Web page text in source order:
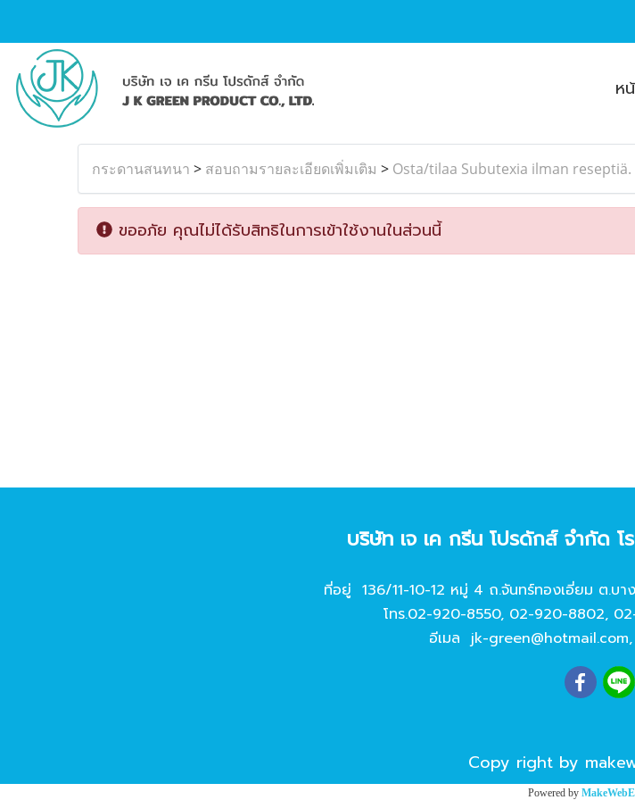
ห
กระดานสนทนา > สอบถามรายละเอียดเพิ่มเติม > Osta/tilaa Subutexia ilman reseptiä.
ขออภัย คุณไม่ได้รับสิทธิในการเข้าใช้งานในส่วนนี้
บริษัท เจ เค กรีน โปรดักส์ จํากัด
ที่อยู่ 136/11-10-12 หมู่ 4 ถ.จันทร์ทองเอี่ยม ต.บา
โทร.02-920-8550, 02-920-8802,
อีเมล jk-green@hotmail.com,
Copy right by
Powered by